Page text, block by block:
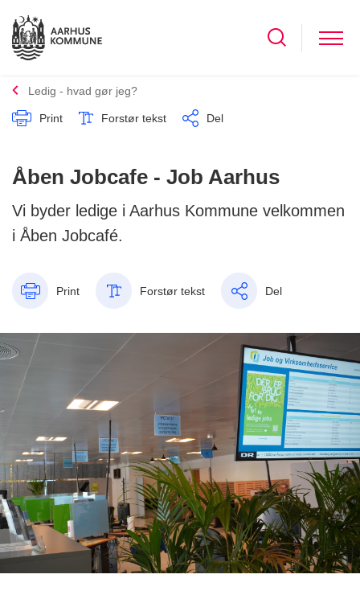
Ledig - hvad gør jeg?
Print Forstør tekst Del
Åben Jobcafe - Job Aarhus
Vi byder ledige i Aarhus Kommune velkommen
i Åben Jobcafé.
Print Forstør tekst Del